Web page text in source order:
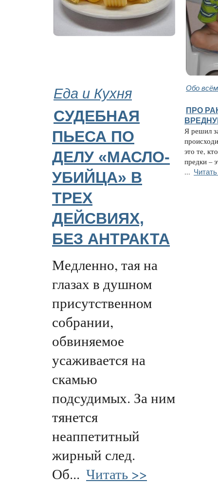
Еда и Кухня Обо всём
СУДЕБНАЯ
ПЬЕСА ПО
ДЕЛУ «МАСЛО-
УБИЙЦА» В
ТРЕХ
ДЕЙСВИЯХ,
БЕЗ АНТРАКТА
Медленно, тая на
глазах в душном
присутственном
собрании,
обвиняемое
усаживается на
скамью
подсудимых. За ним
тянется
неаппетитный
жирный след.
Об... Читать >>
ПРО
Я решил
это те,
предки –
...